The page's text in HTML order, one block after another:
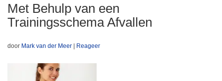
Met Behulp van een
Trainingsschema Afvallen
door Mark van der Meer | Reageer